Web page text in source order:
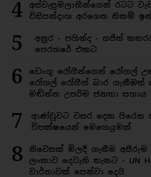
4
අස්වැසුමලාභීන්ගෙන් රටට
විසිපන්දාහ අරගෙන නිකම්
5
අනුර - පහින්ද - සජිත්
පෙරහරේ එකට
6
ඩෙංගු රෝගීන්ගෙන් රෝහල්
රෝහල් රෝගීන් බාර ගැනීමත්
මඬින්න උපරිම ජනතා සහාය
7
ආණ්ඩුවට වසර දෙක පිරෙන
විපක්ෂයෙන් මෙහෙයුමක්
8
නිවෙසක් මිලදී ගැනීම අසීරුම
ලංකාව දෙවැනි තැනට - UN
වාර්තාවක් පෙන්වා දෙයි